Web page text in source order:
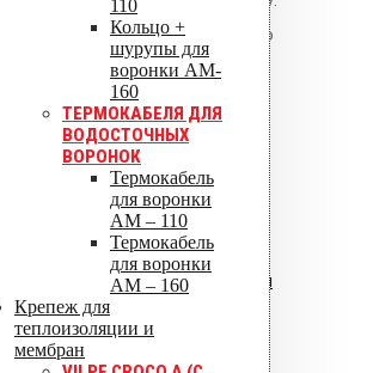
110
Кольцо +
шурупы для
воронки AM-
160
ТЕРМОКАБЕЛЯ ДЛЯ
ВОДОСТОЧНЫХ
ВОРОНОК
Термокабель
для воронки
AM – 110
Термокабель
для воронки
AM – 160
Крепеж для
теплоизоляции и
мембран
Излишки ступеней обрезаются по
Детали
Артикул 71094
Цвет Черный
Диаметр, мм